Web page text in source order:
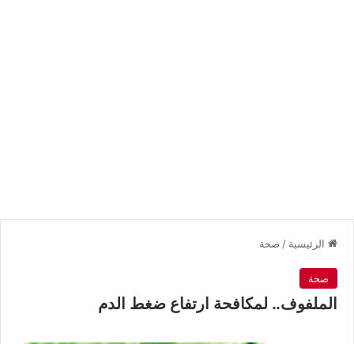
الرئيسية / صحة
صحة
الملفوف.. لمكافحة ارتفاع ضغط الدم